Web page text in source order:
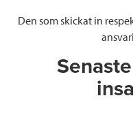
Den som skickat in